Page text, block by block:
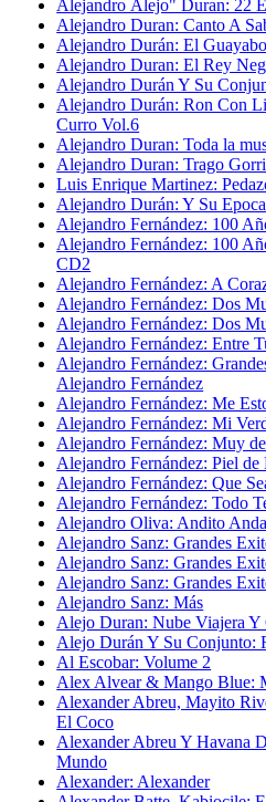
Alejandro Älejo" Duran: 22
Alejandro Duran: Canto A
Alejandro Durán: El
Alejandro Duran: El Rey
Alejandro Durán Y Su
Alejandro Durán: Ron Con
Curro Vol.6
Alejandro Duran: Toda la
Alejandro Duran: Trago
Luis Enrique Martinez:
Alejandro Durán: Y Su
Alejandro Fernández: 100
Alejandro Fernández: 100
CD2
Alejandro Fernández: A
Alejandro Fernández: Dos
Alejandro Fernández: Dos
Alejandro Fernández: Entre
Alejandro Fernández:
Alejandro Fernández
Alejandro Fernández: Me
Alejandro Fernández: Mi
Alejandro Fernández: Muy
Alejandro Fernández: Piel de
Alejandro Fernández: Que
Alejandro Fernández: Todo
Alejandro Oliva: Andito
Alejandro Sanz: Grandes
Alejandro Sanz: Grandes
Alejandro Sanz: Grandes
Alejandro Sanz: Más
Alejo Duran: Nube Viajera Y
Alejo Durán Y Su Conjunto:
Al Escobar: Volume 2
Alex Alvear & Mango Blue:
Alexander Abreu, Mayito
El Coco
Alexander Abreu Y Havana
Mundo
Alexander: Alexander